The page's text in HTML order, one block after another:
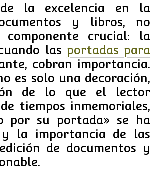
la excelencia en la
y libros, no
crucial: la
las portadas para
cobran importancia.
es solo una decoración,
de lo que el lector
tiempos inmemoriales,
por su portada» se ha
la importancia de las
de documentos y